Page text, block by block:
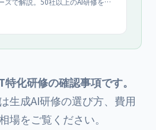
ュラム例・演習シナリオ・セキュ
化研修の確認事項です。
生成AI研修の選び方、費用
場をご覧ください。